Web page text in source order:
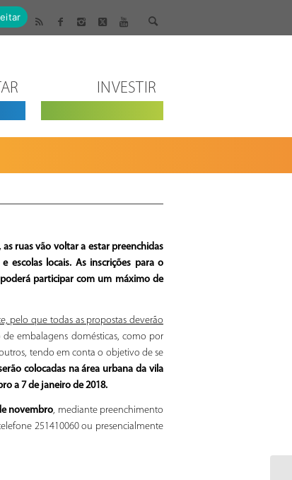
INVESTIR
ruas vão voltar a estar preenchidas
escolas locais. As inscrições para o
participar com um máximo de
pelo que todas as propostas deverão
embalagens domésticas, como por
tendo em conta o objetivo de se
colocadas na área urbana da vila
a 7 de janeiro de 2018.
novembro, mediante preenchimento
251410060 ou presencialmente